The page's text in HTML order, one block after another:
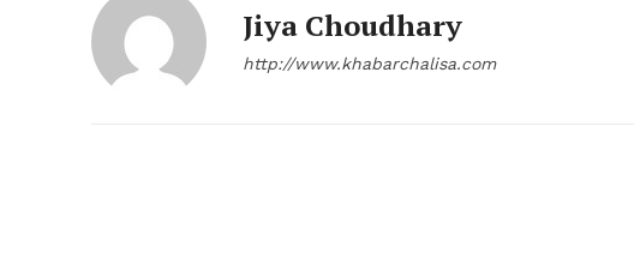
Jiya Choudhary
http://www.khabarchalisa.com